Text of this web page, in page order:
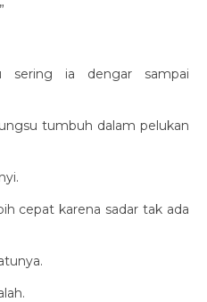
sering ia dengar sampai
tumbuh dalam pelukan
cepat karena sadar tak ada